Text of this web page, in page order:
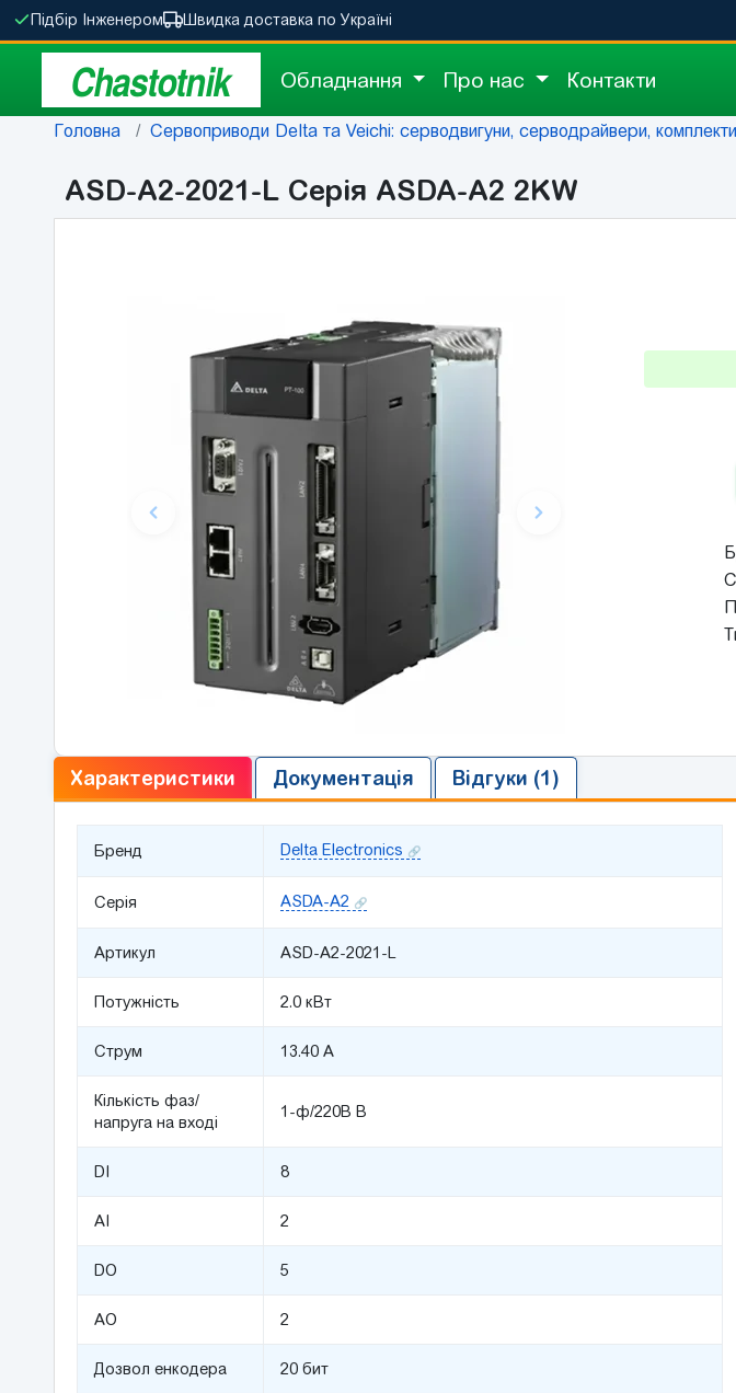
Підбір Інженером Швидка доставка по Україні
Chastotnik Обладнання Про нас Контакти
Головна Сервоприводи Delta та Veichi: серводвигуни, серводрайвери,
ASD-A2-2021-L Серія ASDA-A2 2KW
Характеристики Документація Відгуки (1)
Бренд Delta Electronics
Серія ASDA-A2
Артикул ASD-A2-2021-L
Потужність 2.0 кВт
Струм 13.40 А
Кількість фаз/
напруга на вході
1-ф/220В В
DI 8
AI 2
DO 5
AO 2
Дозвол енкодера 20 бит